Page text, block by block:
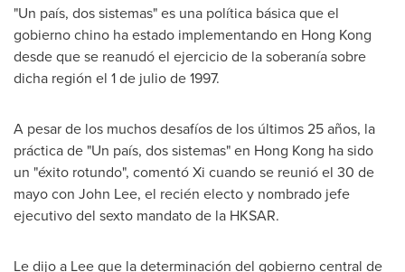
"Un país, dos sistemas" es una política básica que el
gobierno chino ha estado implementando en Hong Kong
desde que se reanudó el ejercicio de la soberanía sobre
dicha región el 1 de julio de 1997.
A pesar de los muchos desafíos de los últimos 25 años, la
práctica de "Un país, dos sistemas" en Hong Kong ha sido
un "éxito rotundo", comentó Xi cuando se reunió el 30 de
mayo con John Lee, el recién electo y nombrado jefe
ejecutivo del sexto mandato de la HKSAR.
Le dijo a Lee que la determinación del gobierno central de